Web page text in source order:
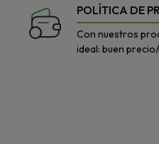
POLÍTICA DE
Con nuestros
ideal: buen